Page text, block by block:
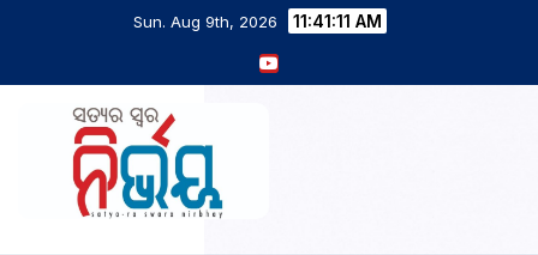
Sun. Aug 9th, 2026 11:41:12 AM